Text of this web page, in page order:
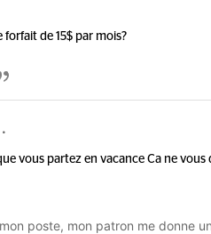
forfait de 15$ par mois?
vous partez en vacance Ca ne
poste, mon patron me donne